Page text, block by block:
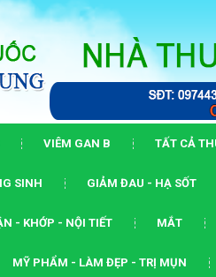
VIÊM GAN B TẤT CẢ
SINH GIẢM ĐAU - HẠ SỐT
- KHỚP - NỘI TIẾT MẮT
MỸ PHẨM - LÀM ĐẸP - TRỊ MỤN